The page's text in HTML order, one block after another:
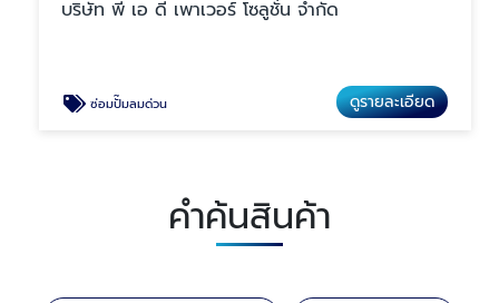
บริษัท พี เอ ดี เพาเวอร์ โซลูชั่น จำกัด
ซ่อมปั๊มลมด่วน ดูรายละเอียด
คำค้นสินค้า